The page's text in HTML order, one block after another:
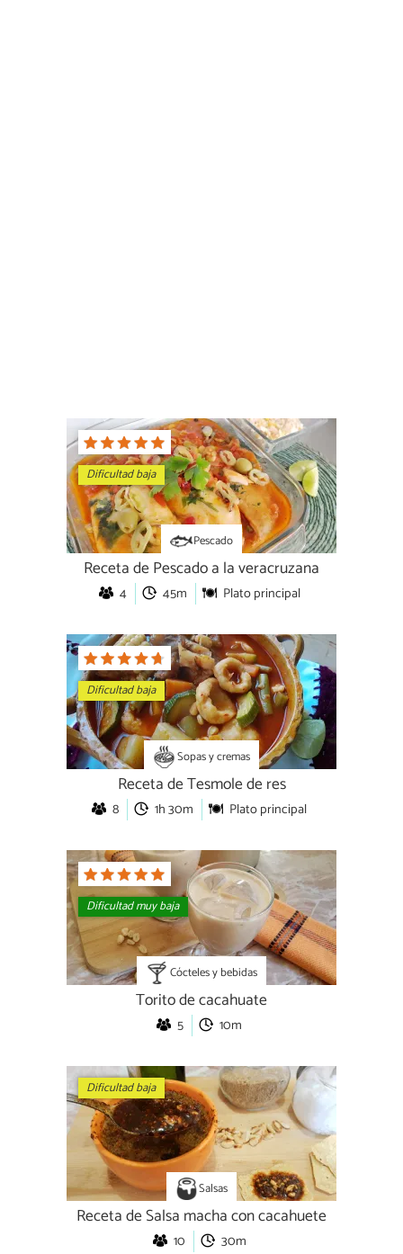
Dificultad baja
Pescado
Receta de Pescado a la veracruzana
4 45m Plato principal
Dificultad baja
Sopas y cremas
Receta de Tesmole de res
8 1h 30m Plato principal
Dificultad muy baja
Cócteles y bebidas
Torito de cacahuate
5 10m
Dificultad baja
Salsas
Receta de Salsa macha con cacahuete
10 30m